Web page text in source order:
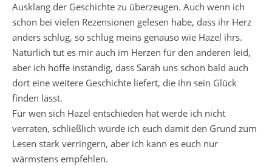
Ausklang der Geschichte zu überzeugen. Auch wenn ich
schon bei vielen Rezensionen gelesen habe, dass ihr Herz
anders schlug, so schlug meins genauso wie Hazel ihrs.
Natürlich tut es mir auch im Herzen für den anderen leid,
aber ich hoffe inständig, dass Sarah uns schon bald auch
dort eine weitere Geschichte liefert, die ihn sein Glück
finden lässt.
Für wen sich Hazel entschieden hat werde ich nicht
verraten, schließlich würde ich euch damit den Grund zum
Lesen stark verringern, aber ich kann es euch nur
wärmstens empfehlen.